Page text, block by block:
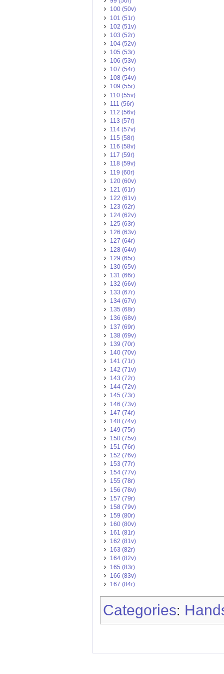
100 (50v)
101 (51r)
102 (51v)
103 (52r)
104 (52v)
105 (53r)
106 (53v)
107 (54r)
108 (54v)
109 (55r)
110 (55v)
111 (56r)
112 (56v)
113 (57r)
114 (57v)
115 (58r)
116 (58v)
117 (59r)
118 (59v)
119 (60r)
120 (60v)
121 (61r)
122 (61v)
123 (62r)
124 (62v)
125 (63r)
126 (63v)
127 (64r)
128 (64v)
129 (65r)
130 (65v)
131 (66r)
132 (66v)
133 (67r)
134 (67v)
135 (68r)
136 (68v)
137 (69r)
138 (69v)
139 (70r)
140 (70v)
141 (71r)
142 (71v)
143 (72r)
144 (72v)
145 (73r)
146 (73v)
147 (74r)
148 (74v)
149 (75r)
150 (75v)
151 (76r)
152 (76v)
153 (77r)
154 (77v)
155 (78r)
156 (78v)
157 (79r)
158 (79v)
159 (80r)
160 (80v)
161 (81r)
162 (81v)
163 (82r)
164 (82v)
165 (83r)
166 (83v)
167 (84r)
Categories: